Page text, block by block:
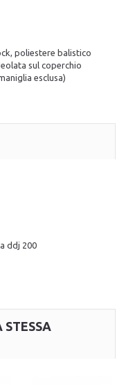
poliestere balistico
sul coperchio
esclusa)
ddj 200